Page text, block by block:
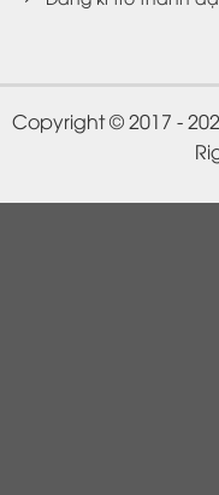
Copyright © 2017 -